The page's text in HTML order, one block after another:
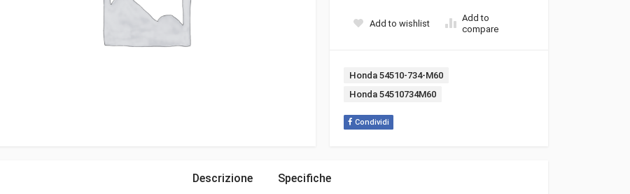
Add to wishlist
Add to
compare
Tags:
Honda 54510-734-M60
Honda 54510734M60
Condividi
Descrizione Specifiche